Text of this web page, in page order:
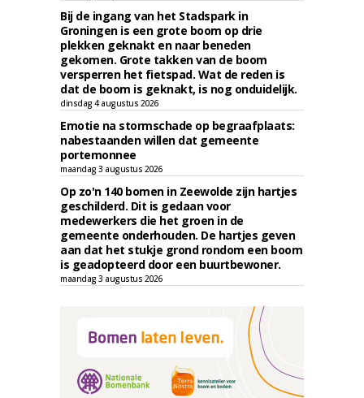
Bij de ingang van het Stadspark in
Groningen is een grote boom op drie
plekken geknakt en naar beneden
gekomen. Grote takken van de boom
versperren het fietspad. Wat de reden is
dat de boom is geknakt, is nog onduidelijk.
dinsdag 4 augustus 2026
Emotie na stormschade op begraafplaats:
nabestaanden willen dat gemeente
portemonnee
maandag 3 augustus 2026
Op zo'n 140 bomen in Zeewolde zijn hartjes
geschilderd. Dit is gedaan voor
medewerkers die het groen in de
gemeente onderhouden. De hartjes geven
aan dat het stukje grond rondom een boom
is geadopteerd door een buurtbewoner.
maandag 3 augustus 2026